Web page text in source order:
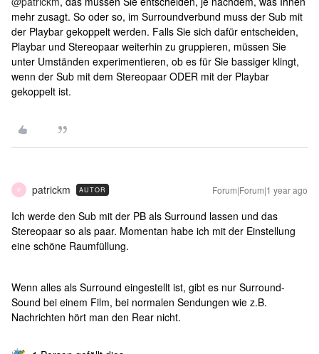
mehr zusagt. So oder so, im Surroundverbund muss der Sub mit
der Playbar gekoppelt werden. Falls Sie sich dafür entscheiden,
Playbar und Stereopaar weiterhin zu gruppieren, müssen Sie
unter Umständen experimentieren, ob es für Sie bassiger klingt,
wenn der Sub mit dem Stereopaar ODER mit der Playbar
gekoppelt ist.
P patrickm AUTOR Forum|Forum|1 year ago
Ich werde den Sub mit der PB als Surround lassen und das
Stereopaar so als paar. Momentan habe ich mit der Einstellung
eine schöne Raumfüllung.
Wenn alles als Surround eingestellt ist, gibt es nur Surround-
Sound bei einem Film, bei normalen Sendungen wie z.B.
Nachrichten hört man den Rear nicht.